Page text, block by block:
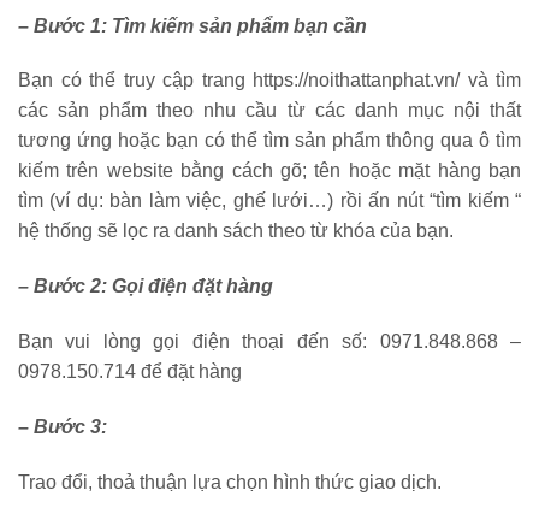
– Bước 1: Tìm kiếm sản phẩm bạn cần
Bạn có thể truy cập trang https://noithattanphat.vn/ và tìm
các sản phẩm theo nhu cầu từ các danh mục nội thất
tương ứng hoặc bạn có thể tìm sản phẩm thông qua ô tìm
kiếm trên website bằng cách gõ; tên hoặc mặt hàng bạn
tìm (ví dụ: bàn làm việc, ghế lưới…) rồi ấn nút “tìm kiếm “
hệ thống sẽ lọc ra danh sách theo từ khóa của bạn.
– Bước 2: Gọi điện đặt hàng
Bạn vui lòng gọi điện thoại đến số: 0971.848.868 –
0978.150.714 để đặt hàng
– Bước 3:
Trao đổi, thoả thuận lựa chọn hình thức giao dịch.